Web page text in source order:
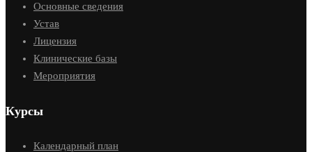
Основные сведения
Устав
Лицензия
Клинические базы
Мероприятия
Курсы
Календарный план